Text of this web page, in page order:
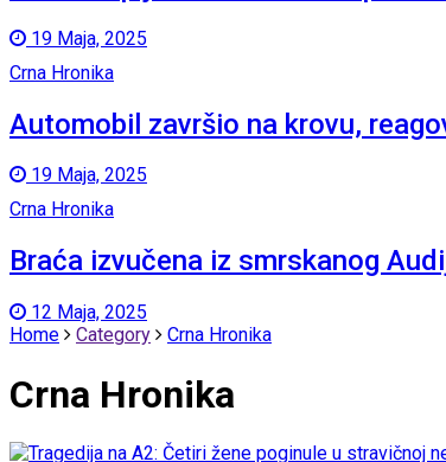
19 Maja, 2025
Crna Hronika
Automobil završio na krovu,
19 Maja, 2025
Crna Hronika
Braća izvučena iz smrskanog
12 Maja, 2025
Home
Category Crna Hronika
Crna Hronika